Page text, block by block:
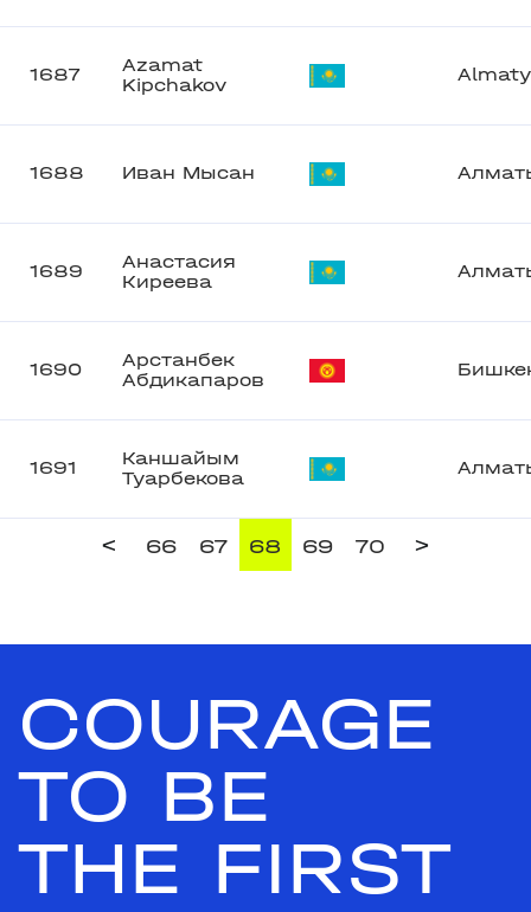
1687
Azamat
Kipchakov
Almaty
1688 Иван Мысан
1689
Анастасия
Киреева
1690
Арстанбек
Абдикапаров
1691
Каншайым
Туарбекова
< 66 67 68 69 70 >
COURAGE
TO BE
THE FIRST